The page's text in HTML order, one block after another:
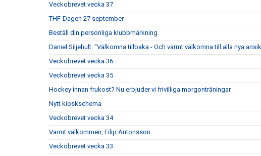
Veckobrevet vecka 37
THF-Dagen 27 september
Beställ din personliga klubbmärkning
Daniel Siljehult: "Välkomna tillbaka - Och varmt välkomna till alla nya
Veckobrevet vecka 36
Veckobrevet vecka 35
Hockey innan frukost? Nu erbjuder vi frivilliga morgonträningar
Nytt kioskschema
Veckobrevet vecka 34
Varmt välkommen, Filip Antonsson
Veckobrevet vecka 33